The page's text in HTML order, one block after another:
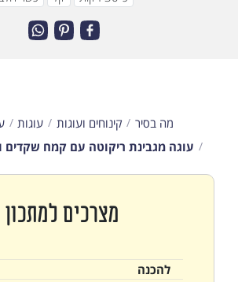
מה בסיר קינוחים ועוגות עוגות
עוגה מגבינת ריקוטה עם קמח שקדים
מצרכים למתכון
להכנה